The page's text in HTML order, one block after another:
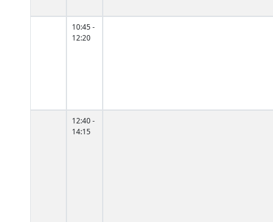
10:45 -
12:20
12:40 -
14:15